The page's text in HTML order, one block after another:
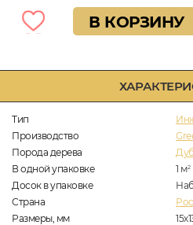
Тип
Производство
Порода дерева
В одной упаковке
1 м2
Досок в упаковке
Страна
Размеры, мм
В КОРЗИНУ